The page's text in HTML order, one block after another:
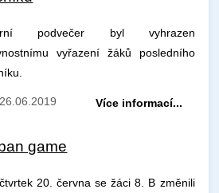
podvečer byl vyhrazen
vyřazení žáků posledního
26.06.2019 Více informací...
game
20. června se žáci 8. B změnili